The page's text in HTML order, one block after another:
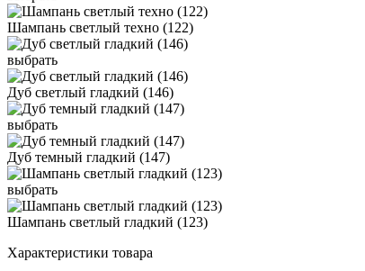
Шампань светлый техно (122)
выбрать
Дуб светлый гладкий (146)
выбрать
Дуб темный гладкий (147)
выбрать
Шампань светлый гладкий (123)
Характеристики товара